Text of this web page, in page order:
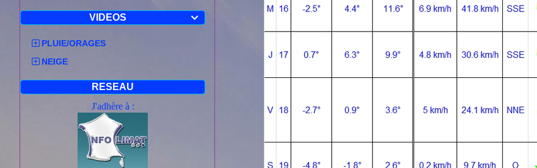

VIDEOS
PLUIE/ORAGES
NEIGE
RESEAU
J'adhère à :